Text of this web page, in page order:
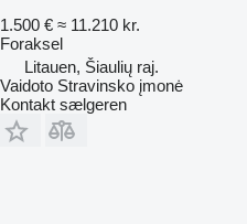
1.500 € ≈ 11.210 kr.
Foraksel
Litauen, Šiaulių raj.
Vaidoto Stravinsko įmonė
Kontakt sælgeren